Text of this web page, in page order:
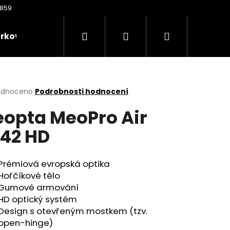
poukazy Oděvy Kontakty
Hledat PřihlášeníNákupní
Podrobnosti hodnocení
MeoPro Air
HD
evropská optika
tělo
armování
optický systém
s otevřeným mostkem (tzv.
hinge)